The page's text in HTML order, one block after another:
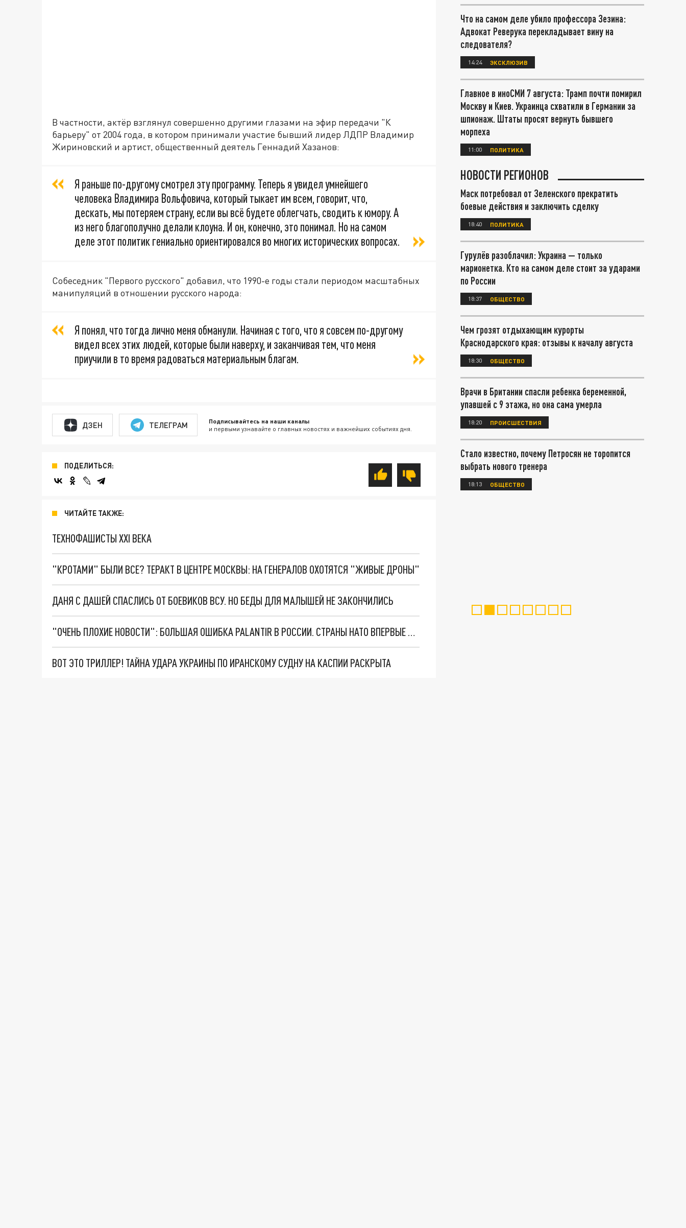
В частности, актёр взглянул совершенно другими глазами на эфир передачи "К
барьеру" от 2004 года, в котором принимали участие бывший лидер ЛДПР Владимир
Жириновский и артист, общественный деятель Геннадий Хазанов:
Я раньше по-другому смотрел эту программу. Теперь я увидел умнейшего
человека Владимира Вольфовича, который тыкает им всем, говорит, что,
дескать, мы потеряем страну, если вы всё будете облегчать, сводить к юмору. А
из него благополучно делали клоуна. И он, конечно, это понимал. Но на самом
деле этот политик гениально ориентировался во многих исторических вопросах.
Собеседник "Первого русского" добавил, что 1990-е годы стали периодом масштабных
манипуляций в отношении русского народа:
Я понял, что тогда лично меня обманули. Начиная с того, что я совсем по-другому
видел всех этих людей, которые были наверху, и заканчивая тем, что меня
приучили в то время радоваться материальным благам.
ДЗЕН ТЕЛЕГРАМ Подписывайтесь на наши каналы
и первыми узнавайте о главных новостях и важнейших событиях дня.
ПОДЕЛИТЬСЯ:
ЧИТАЙТЕ ТАКЖЕ:
ТЕХНОФАШИСТЫ XXI ВЕКА
"КРОТАМИ" БЫЛИ ВСЕ? ТЕРАКТ В ЦЕНТРЕ МОСКВЫ: НА ГЕНЕРАЛОВ ОХОТЯТСЯ "ЖИВЫЕ ДРОНЫ"
ДАНЯ С ДАШЕЙ СПАСЛИСЬ ОТ БОЕВИКОВ ВСУ. НО БЕДЫ ДЛЯ МАЛЫШЕЙ НЕ ЗАКОНЧИЛИСЬ
"ОЧЕНЬ ПЛОХИЕ НОВОСТИ": БОЛЬШАЯ ОШИБКА PALANTIR В РОССИИ. СТРАНЫ НАТО ВПЕРВЫЕ ЗА СВО ОСТАНОВИЛИ ПОСТАВКИ ОРУЖИЯ. ВСУ ТЕРЯЮТ ПРИГРАНИЧЬЕ?
ВОТ ЭТО ТРИЛЛЕР! ТАЙНА УДАРА УКРАИНЫ ПО ИРАНСКОМУ СУДНУ НА КАСПИИ РАСКРЫТА
Что на самом деле убило профессора Зезина:
Адвокат Реверука перекладывает вину на
следователя?
14:24 ЭКСКЛЮЗИВ
Главное в иноСМИ 7 августа: Трамп почти помирил
Москву и Киев. Украинца схватили в Германии за
шпионаж. Штаты просят вернуть бывшего
морпеха
11:00 ПОЛИТИКА
НОВОСТИ РЕГИОНОВ
Маск потребовал от Зеленского прекратить
боевые действия и заключить сделку
18:40 ПОЛИТИКА
Гурулёв разоблачил: Украина — только
марионетка. Кто на самом деле стоит за ударами
по России
18:37 ОБЩЕСТВО
Чем грозят отдыхающим курорты
Краснодарского края: отзывы к началу августа
18:30 ОБЩЕСТВО
Врачи в Британии спасли ребенка беременной,
упавшей с 9 этажа, но она сама умерла
18:20 ПРОИСШЕСТВИЯ
Стало известно, почему Петросян не торопится
выбрать нового тренера
18:13 ОБЩЕСТВО